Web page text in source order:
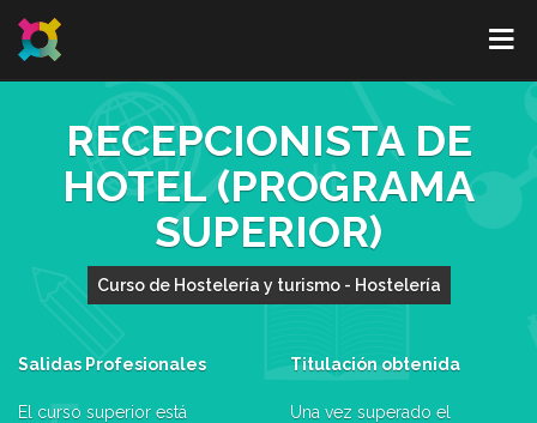
RECEPCIONISTA DE
HOTEL (PROGRAMA
SUPERIOR)
Curso de Hostelería y turismo - Hostelería
Salidas Profesionales
El curso superior está
Titulación obtenida
Una vez superado el